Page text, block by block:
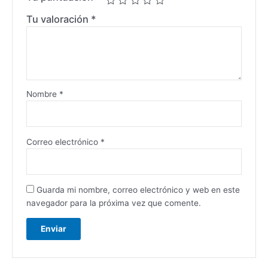
Tu valoración *
Nombre *
Correo electrónico *
Guarda mi nombre, correo electrónico y web en este
navegador para la próxima vez que comente.